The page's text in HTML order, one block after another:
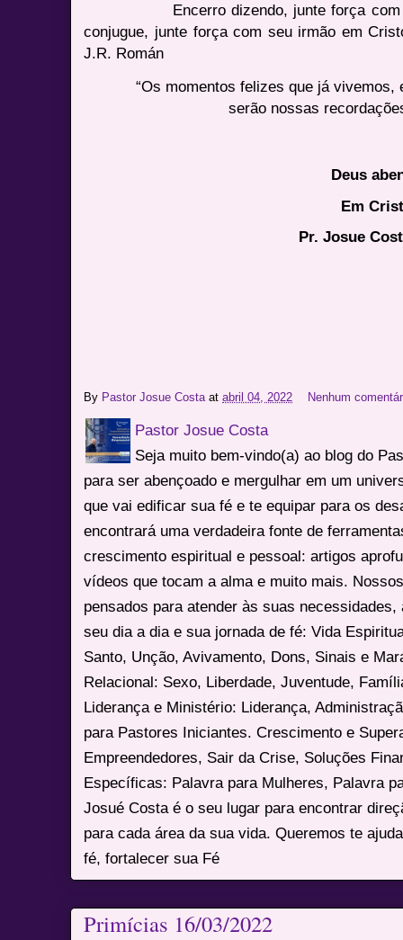
Encerro dizendo, junte força com
conjugue, junte força com seu irmão em
J.R. Román
“Os momentos felizes que já
serão nossas
Deus
Em
Pr. Josue
By Pastor Josue Costa atabril 04, 2022 Nenhum
Pastor Josue Costa
Seja muito bem-vindo(a) ao blog do
para ser abençoado e mergulhar em um
que vai edificar sua fé e te equipar para os
encontrará uma verdadeira fonte de
crescimento espiritual e pessoal: artigos
vídeos que tocam a alma e muito mais.
pensados para atender às suas
seu dia a dia e sua jornada de fé: Vida
Santo, Unção, Avivamento, Dons, Sinais e
Relacional: Sexo, Liberdade, Juventude,
Liderança e Ministério: Liderança,
para Pastores Iniciantes. Crescimento e
Empreendedores, Sair da Crise, Soluções
Específicas: Palavra para Mulheres, Palavra
Josué Costa é o seu lugar para encontrar
para cada área da sua vida. Queremos te
fé, fortalecer sua Fé
Primícias 16/03/2022